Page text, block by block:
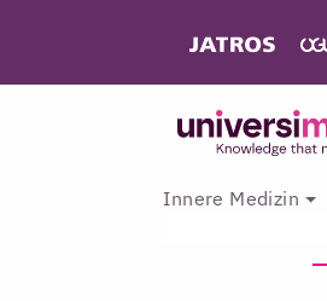
Innere Medizin